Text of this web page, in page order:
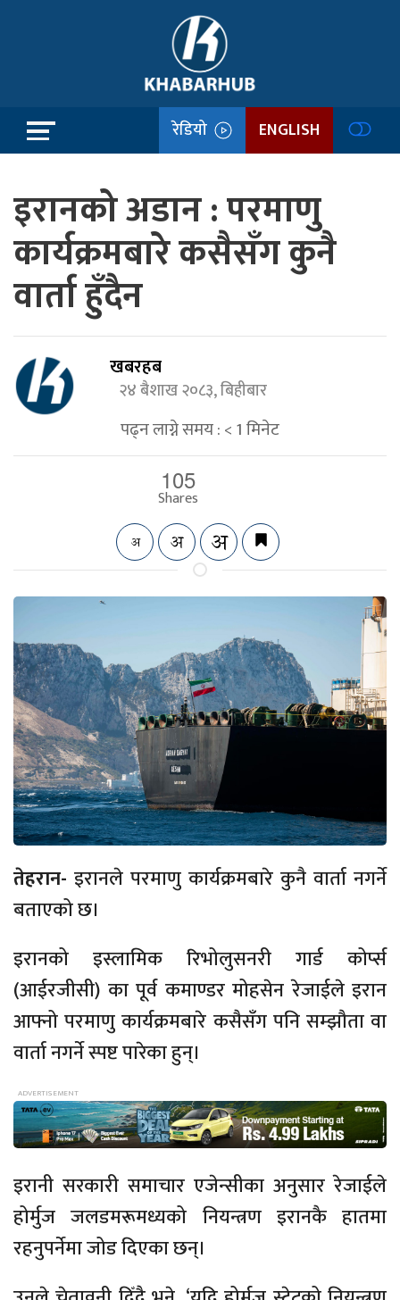
रेडियो ENGLISH
इरानको अडान : परमाणु
कार्यक्रमबारे कसैसँग कुनै
वार्ता हुँदैन
खबरहब
२४ बैशाख २०८३, बिहीबार
पढ्न लाग्ने समय :< 1मिनेट
105
Shares
तेहरान- इरानले परमाणु कार्यक्रमबारे कुनै वार्ता नगर्ने
बताएको छ।
इरानको इस्लामिक रिभोलुसनरी गार्ड कोर्प्स
(आईरजीसी) का पूर्व कमाण्डर मोहसेन रेजाईले इरान
आफ्नो परमाणु कार्यक्रमबारे कसैसँग पनि सम्झौता वा
वार्ता नगर्ने स्पष्ट पारेका हुन्।
इरानी सरकारी समाचार एजेन्सीका अनुसार रेजाईले
होर्मुज जलडमरूमध्यको नियन्त्रण इरानकै हातमा
रहनुपर्नेमा जोड दिएका छन्।